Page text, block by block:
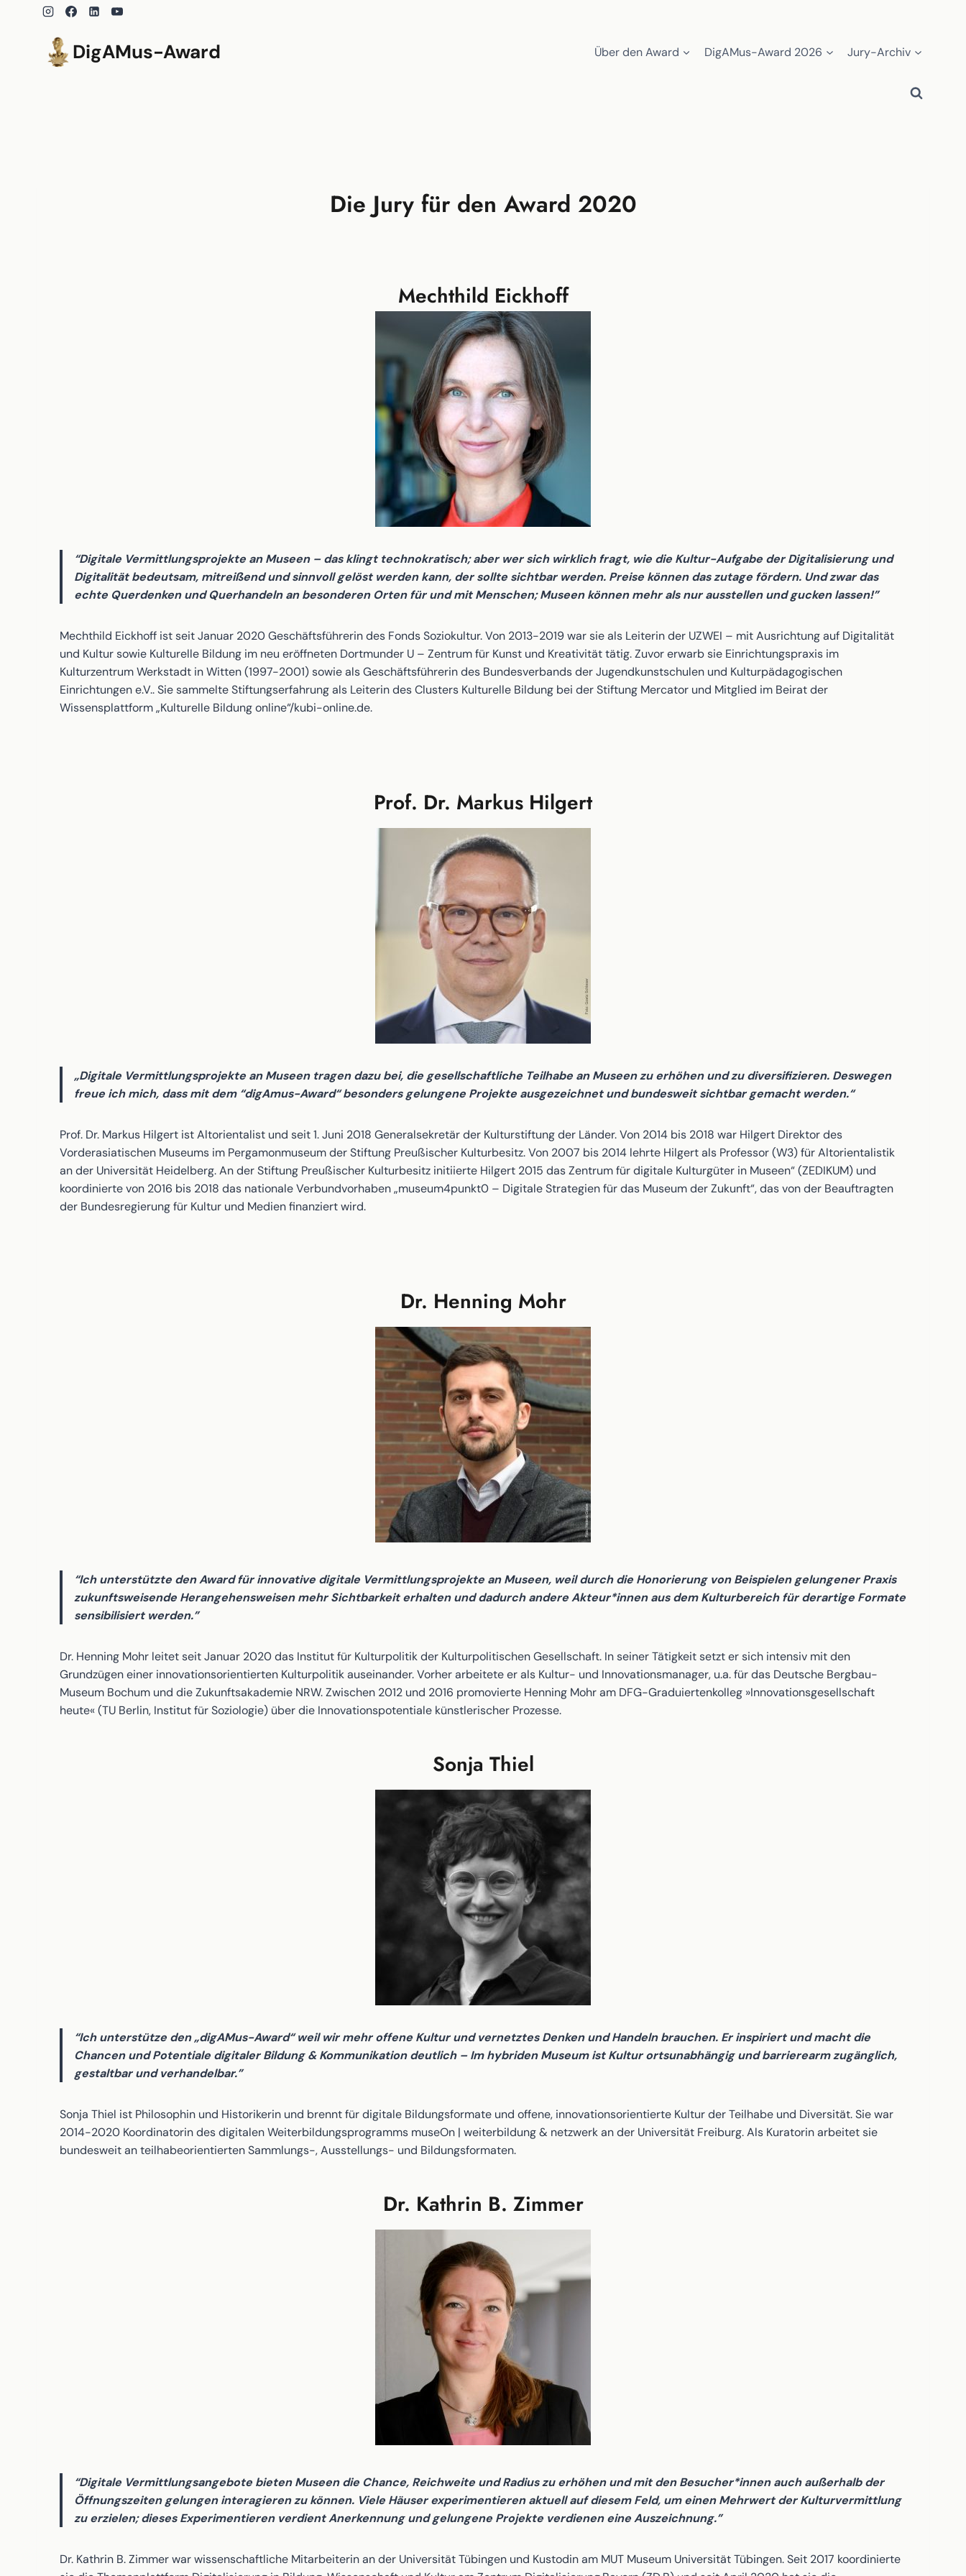
DigAMus-Award Über den Award DigAMus-Award 2026 Jury-Archiv
Die Jury für den Award 2020
Mechthild Eickhoff
“Digitale Vermittlungsprojekte an Museen – das klingt technokratisch; aber wer sich wirklich fragt, wie die Kultur-Aufgabe der Digitalisierung und
Digitalität bedeutsam, mitreißend und sinnvoll gelöst werden kann, der sollte sichtbar werden. Preise können das zutage fördern. Und zwar das
echte Querdenken und Querhandeln an besonderen Orten für und mit Menschen; Museen können mehr als nur ausstellen und gucken lassen!”
Mechthild Eickhoff ist seit Januar 2020 Geschäftsführerin des Fonds Soziokultur. Von 2013-2019 war sie als Leiterin der UZWEI – mit Ausrichtung auf Digitalität
und Kultur sowie Kulturelle Bildung im neu eröffneten Dortmunder U – Zentrum für Kunst und Kreativität tätig. Zuvor erwarb sie Einrichtungspraxis im
Kulturzentrum Werkstadt in Witten (1997-2001) sowie als Geschäftsführerin des Bundesverbands der Jugendkunstschulen und Kulturpädagogischen
Einrichtungen e.V.. Sie sammelte Stiftungserfahrung als Leiterin des Clusters Kulturelle Bildung bei der Stiftung Mercator und Mitglied im Beirat der
Wissensplattform „Kulturelle Bildung online“/kubi-online.de.
Prof. Dr. Markus Hilgert
„Digitale Vermittlungsprojekte an Museen tragen dazu bei, die gesellschaftliche Teilhabe an Museen zu erhöhen und zu diversifizieren. Deswegen
freue ich mich, dass mit dem “digAmus-Award“ besonders gelungene Projekte ausgezeichnet und bundesweit sichtbar gemacht werden.“
Prof. Dr. Markus Hilgert ist Altorientalist und seit 1. Juni 2018 Generalsekretär der Kulturstiftung der Länder. Von 2014 bis 2018 war Hilgert Direktor des
Vorderasiatischen Museums im Pergamonmuseum der Stiftung Preußischer Kulturbesitz. Von 2007 bis 2014 lehrte Hilgert als Professor (W3) für Altorientalistik
an der Universität Heidelberg. An der Stiftung Preußischer Kulturbesitz initiierte Hilgert 2015 das Zentrum für digitale Kulturgüter in Museen“ (ZEDIKUM) und
koordinierte von 2016 bis 2018 das nationale Verbundvorhaben „museum4punkt0 – Digitale Strategien für das Museum der Zukunft“, das von der Beauftragten
der Bundesregierung für Kultur und Medien finanziert wird.
Dr. Henning Mohr
“Ich unterstützte den Award für innovative digitale Vermittlungsprojekte an Museen, weil durch die Honorierung von Beispielen gelungener Praxis
zukunftsweisende Herangehensweisen mehr Sichtbarkeit erhalten und dadurch andere Akteur*innen aus dem Kulturbereich für derartige Formate
sensibilisiert werden.”
Dr. Henning Mohr leitet seit Januar 2020 das Institut für Kulturpolitik der Kulturpolitischen Gesellschaft. In seiner Tätigkeit setzt er sich intensiv mit den
Grundzügen einer innovationsorientierten Kulturpolitik auseinander. Vorher arbeitete er als Kultur- und Innovationsmanager, u.a. für das Deutsche Bergbau-
Museum Bochum und die Zukunftsakademie NRW. Zwischen 2012 und 2016 promovierte Henning Mohr am DFG-Graduiertenkolleg »Innovationsgesellschaft
heute« (TU Berlin, Institut für Soziologie) über die Innovationspotentiale künstlerischer Prozesse.
Sonja Thiel
“Ich unterstütze den „digAMus-Award“ weil wir mehr offene Kultur und vernetztes Denken und Handeln brauchen. Er inspiriert und macht die
Chancen und Potentiale digitaler Bildung & Kommunikation deutlich – Im hybriden Museum ist Kultur ortsunabhängig und barrierearm zugänglich,
gestaltbar und verhandelbar.”
Sonja Thiel ist Philosophin und Historikerin und brennt für digitale Bildungsformate und offene, innovationsorientierte Kultur der Teilhabe und Diversität. Sie war
2014-2020 Koordinatorin des digitalen Weiterbildungsprogramms museOn | weiterbildung & netzwerk an der Universität Freiburg. Als Kuratorin arbeitet sie
bundesweit an teilhabeorientierten Sammlungs-, Ausstellungs- und Bildungsformaten.
Dr. Kathrin B. Zimmer
“Digitale Vermittlungsangebote bieten Museen die Chance, Reichweite und Radius zu erhöhen und mit den Besucher*innen auch außerhalb der
Öffnungszeiten gelungen interagieren zu können. Viele Häuser experimentieren aktuell auf diesem Feld, um einen Mehrwert der Kulturvermittlung
zu erzielen; dieses Experimentieren verdient Anerkennung und gelungene Projekte verdienen eine Auszeichnung.”
Dr. Kathrin B. Zimmer war wissenschaftliche Mitarbeiterin an der Universität Tübingen und Kustodin am MUT Museum Universität Tübingen. Seit 2017 koordinierte